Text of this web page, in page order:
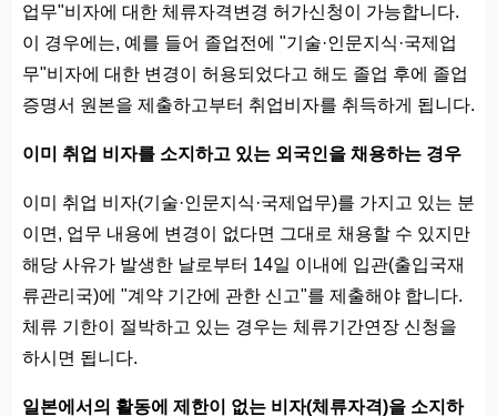
업무"비자에 대한 체류자격변경 허가신청이 가능합니다.
이 경우에는, 예를 들어 졸업전에 "기술·인문지식·국제업
무"비자에 대한 변경이 허용되었다고 해도 졸업 후에 졸업
증명서 원본을 제출하고부터 취업비자를 취득하게 됩니다.
이미 취업 비자를 소지하고 있는 외국인을 채용하는 경우
이미 취업 비자(기술·인문지식·국제업무)를 가지고 있는 분
이면, 업무 내용에 변경이 없다면 그대로 채용할 수 있지만
해당 사유가 발생한 날로부터 14일 이내에 입관(출입국재
류관리국)에 "계약 기간에 관한 신고"를 제출해야 합니다.
체류 기한이 절박하고 있는 경우는 체류기간연장 신청을
하시면 됩니다.
일본에서의 활동에 제한이 없는 비자(체류자격)을 소지하